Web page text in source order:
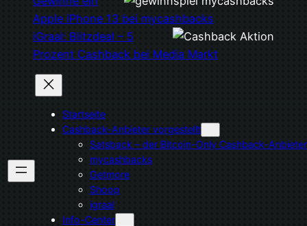
Apple iPhone 13 bei mycashbacks
iGraal: Blitzdeal – 5
Prozent Cashback bei Media Markt
Startseite
Cashback-Anbieter vorgestellt
Satsback – der Bitcoin-Only Cashback-Anbieter
mycashbacks
Getmore
Shoop
igraal
Info-Center